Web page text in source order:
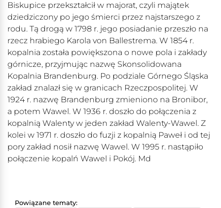
Biskupice przekształcił w majorat, czyli majątek
dziedziczony po jego śmierci przez najstarszego z
rodu. Tą drogą w 1798 r. jego posiadanie przeszło na
rzecz hrabiego Karola von Ballestrema. W 1854 r.
kopalnia została powiększona o nowe pola i zakłady
górnicze, przyjmując nazwę Skonsolidowana
Kopalnia Brandenburg. Po podziale Górnego Śląska
zakład znalazł się w granicach Rzeczpospolitej. W
1924 r. nazwę Brandenburg zmieniono na Bronibor,
a potem Wawel. W 1936 r. doszło do połączenia z
kopalnią Walenty w jeden zakład Walenty-Wawel. Z
kolei w 1971 r. doszło do fuzji z kopalnią Paweł i od tej
pory zakład nosił nazwę Wawel. W 1995 r. nastąpiło
połączenie kopalń Wawel i Pokój. Md
Powiązane tematy: